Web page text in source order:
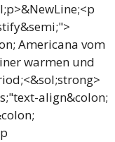
Americana vom
warmen und
align&colon;